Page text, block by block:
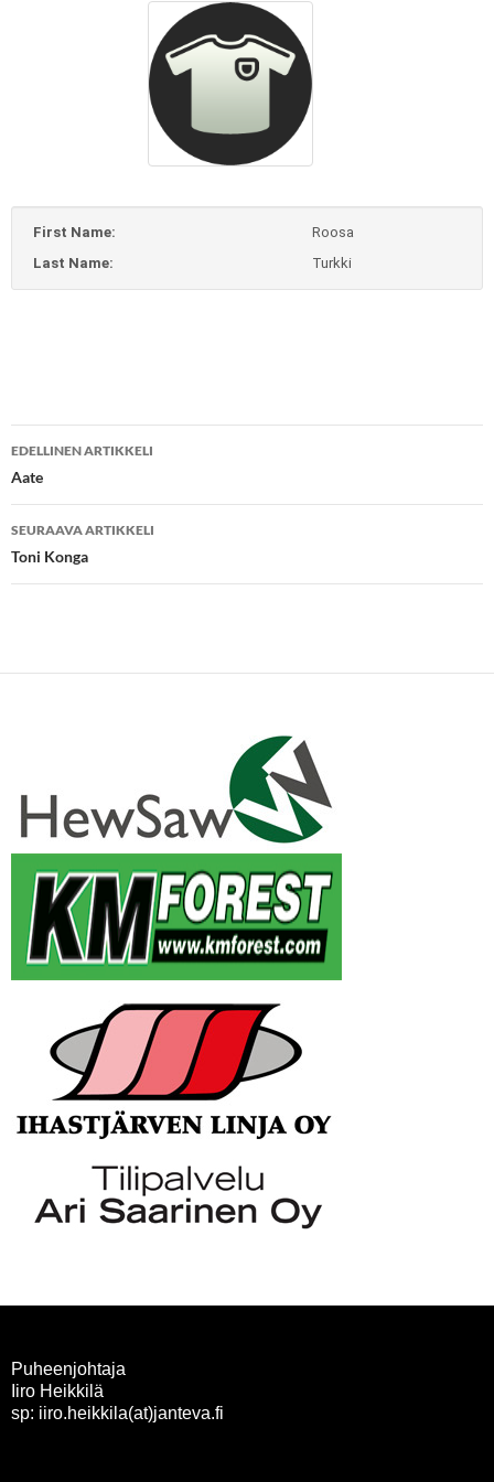
First Name:
Roosa
Last Name:
Turkki
Artikkelien
selaus
EDELLINEN ARTIKKELI
Aate
SEURAAVA ARTIKKELI
Toni Konga
Puheenjohtaja
Iiro Heikkilä
sp: iiro.heikkila(at)janteva.fi